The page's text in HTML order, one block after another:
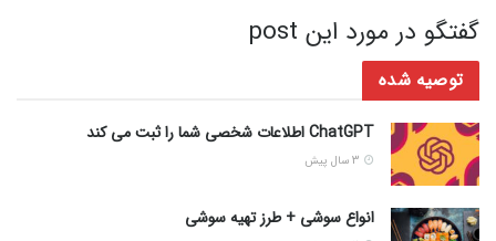
گفتگو در مورد این post
توصیه شده
ChatGPT اطلاعات شخصی شما را ثبت می کند
انواع سوشی + طرز تهیه سوشی